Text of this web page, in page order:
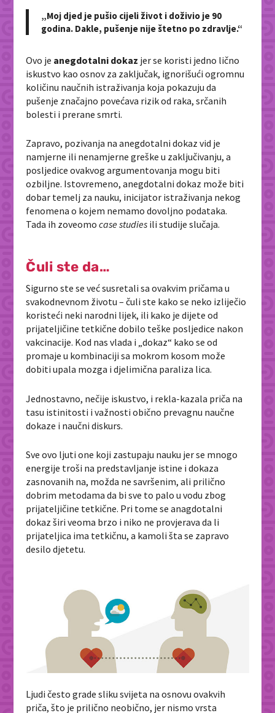
„Moj djed je pušio cijeli život i doživio je 90
godina. Dakle, pušenje nije štetno po zdravlje.“
Ovo je anegdotalni dokaz jer se koristi jedno lično
iskustvo kao osnov za zaključak, ignorišući ogromnu
količinu naučnih istraživanja koja pokazuju da
pušenje značajno povećava rizik od raka, srčanih
bolesti i prerane smrti.
Zapravo, pozivanja na anegdotalni dokaz vid je
namjerne ili nenamjerne greške u zaključivanju, a
posljedice ovakvog argumentovanja mogu biti
ozbiljne. Istovremeno, anegdotalni dokaz može biti
dobar temelj za nauku, inicijator istraživanja nekog
fenomena o kojem nemamo dovoljno podataka.
Tada ih zoveomocase studies ili studije slučaja.
Čuli ste da…
Sigurno ste se već susretali sa ovakvim pričama u
svakodnevnom životu – čuli ste kako se neko izliječio
koristeći neki narodni lijek, ili kako je dijete od
prijateljičine tetkične dobilo teške posljedice nakon
vakcinacije. Kod nas vlada i „dokaz“ kako se od
promaje u kombinaciji sa mokrom kosom može
dobiti upala mozga i djelimična paraliza lica.
Jednostavno, nečije iskustvo, i rekla-kazala priča na
tasu istinitosti i važnosti obično prevagnu naučne
dokaze i naučni diskurs.
Sve ovo ljuti one koji zastupaju nauku jer se mnogo
energije troši na predstavljanje istine i dokaza
zasnovanih na, možda ne savršenim, ali prilično
dobrim metodama da bi sve to palo u vodu zbog
prijateljičine tetkične. Pri tome se anagdotalni
dokaz širi veoma brzo i niko ne provjerava da li
prijateljica ima tetkičnu, a kamoli šta se zapravo
desilo djetetu.
Ljudi često grade sliku svijeta na osnovu ovakvih
priča, što je prilično neobično, jer nismo vrsta